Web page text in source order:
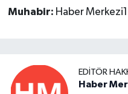
Muhabir: Haber Merkezi1
EDITÖR
Haber